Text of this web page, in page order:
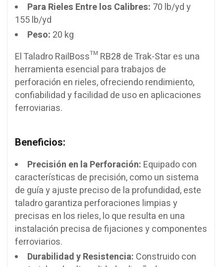
Para Rieles Entre los Calibres: 70 lb/yd y
155 lb/yd
Peso: 20 kg
El Taladro RailBoss™ RB28 de Trak-Star es una
herramienta esencial para trabajos de
perforación en rieles, ofreciendo rendimiento,
confiabilidad y facilidad de uso en aplicaciones
ferroviarias.
Beneficios:
Precisión en la Perforación: Equipado con
características de precisión, como un sistema
de guía y ajuste preciso de la profundidad, este
taladro garantiza perforaciones limpias y
precisas en los rieles, lo que resulta en una
instalación precisa de fijaciones y componentes
ferroviarios.
Durabilidad y Resistencia: Construido con